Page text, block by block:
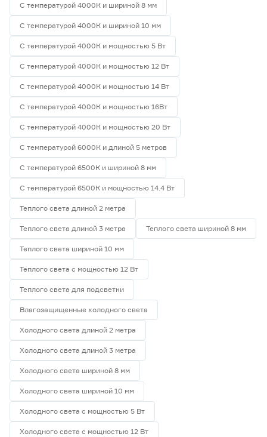
С температурой 4000К и шириной 8 мм
С температурой 4000К и шириной 10 мм
С температурой 4000К и мощностью 5 Вт
С температурой 4000К и мощностью 12 Вт
С температурой 4000К и мощностью 14 Вт
С температурой 4000К и мощностью 16Вт
С температурой 4000К и мощностью 20 Вт
С температурой 6000К и длиной 5 метров
С температурой 6500К и шириной 8 мм
С температурой 6500К и мощностью 14.4 Вт
Теплого света длиной 2 метра
Теплого света длиной 3 метра Теплого света шириной 8 мм
Теплого света шириной 10 мм
Теплого света с мощностью 12 Вт
Теплого света для подсветки
Влагозащищенные холодного света
Холодного света длиной 2 метра
Холодного света длиной 3 метра
Холодного света шириной 8 мм
Холодного света шириной 10 мм
Холодного света с мощностью 5 Вт
Холодного света с мощностью 12 Вт